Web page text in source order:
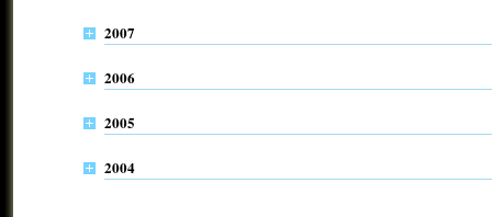
2007
2006
2005
2004